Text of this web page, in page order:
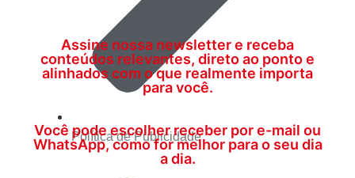
Política de Publicidade
Assine nossa newsletter e receba
conteúdos relevantes, direto ao ponto e
alinhados com o que realmente importa
para você.
Você pode escolher receber por e-mail ou
WhatsApp, como for melhor para o seu dia
a dia.